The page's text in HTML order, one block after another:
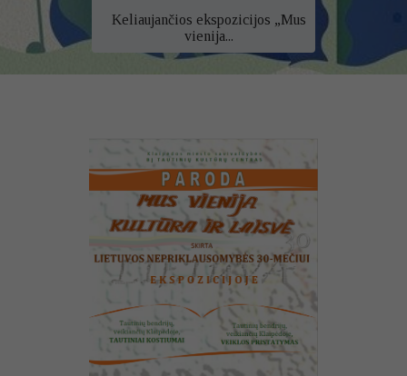
Keliaujančios ekspozicijos „Mus
vienija...